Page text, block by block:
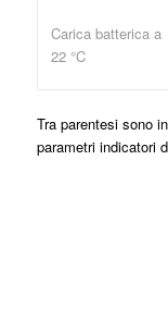
Carica batterica a
22 °C
Tra parentesi sono
parametri indicatori